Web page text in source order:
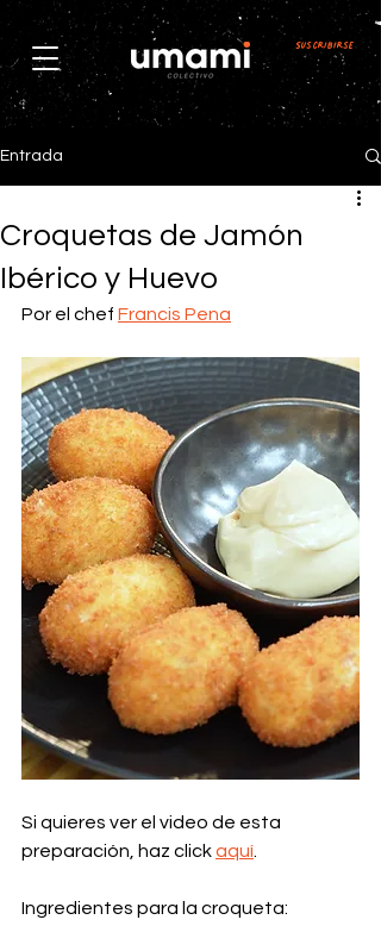
Suscribirse
Entrada
Croquetas de Jamón
Ibérico y Huevo
Por el chef Francis Pena
Si quieres ver el video de esta
preparación, haz click aquí
Ingredientes para la croqueta: